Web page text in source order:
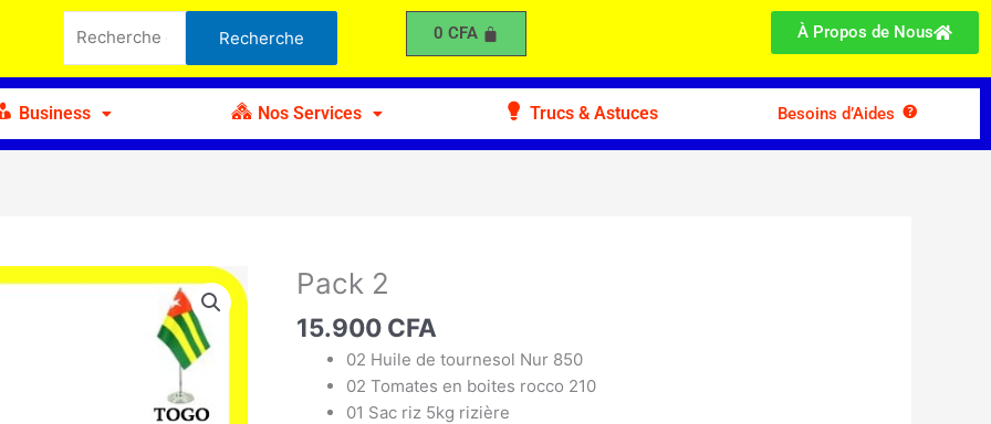
pour :
Recherche 0 CFA À Propos de Nous
Business Nos Services Trucs & Astuces Besoins d’Aides
Pack 2
15.900 CFA
02 Huile de tournesol Nur 850
02 Tomates en boites rocco 210
01 Sac riz 5kg rizière
quantité
Pack